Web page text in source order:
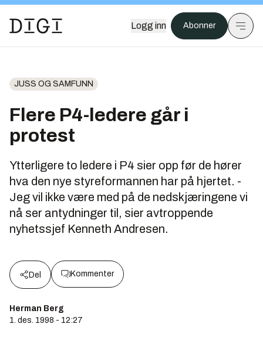
Logg inn Abonner
JUSS OG SAMFUNN
Flere P4-ledere går i
protest
Ytterligere to ledere i P4 sier opp før de hører
hva den nye styreformannen har på hjertet. -
Jeg vil ikke være med på de nedskjæringene vi
nå ser antydninger til, sier avtroppende
nyhetssjef Kenneth Andresen.
Del Kommenter
Herman Berg
1. des. 1998 - 12:27